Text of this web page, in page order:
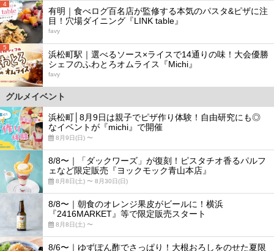
4
有明｜食べログ百名店が監修する本気のパスタ&ピザに注
目！穴場ダイニング『LINK table』
favy
5
浜松町駅｜選べるソース×ライスで14通りの味！大会優勝
シェフのふわとろオムライス『Michi』
favy
グルメイベント
浜松町│8月9日は親子でピザ作り体験！自由研究にも◎
なイベントが『michi』で開催
8月9日(日) 〜
8/8〜｜「ダックワーズ」が復刻！ピスタチオ香るパルフ
ェなど限定販売『ヨックモック青山本店』
8月8日(土) 〜 8月30日(日)
8/8〜｜朝食のオレンジ果皮がビールに！横浜
『2416MARKET』等で限定販売スタート
8月8日(土) 〜
8/6〜｜ゆずぽん酢でさっぱり！大根おろしをのせた夏限